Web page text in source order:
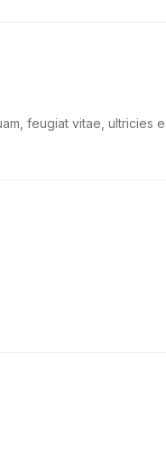
feugiat vitae, ultricies